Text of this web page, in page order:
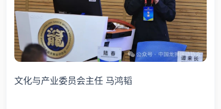
文化与产业委员会主任 马鸿韬